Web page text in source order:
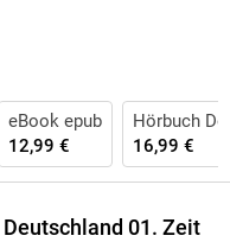
eBook epub
12,99 €
Hörbuch
16,99 €
01. Zeit